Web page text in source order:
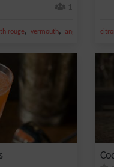
1
rouge, vermouth, angostura bitter